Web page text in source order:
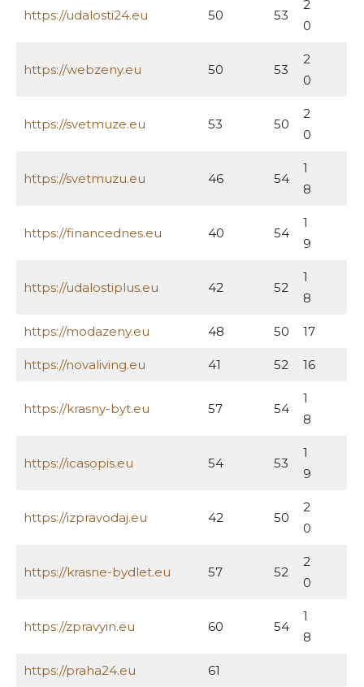
https://udalosti24.eu 50 53
2
0
https://webzeny.eu 50 53
2
0
https://svetmuze.eu 53 50
2
0
https://svetmuzu.eu 46 54
1
8
https://financednes.eu 40 54
1
9
https://udalostiplus.eu 42 52
1
8
https://modazeny.eu 48 50 17
https://novaliving.eu 41 52 16
https://krasny-byt.eu 57 54
1
8
https://icasopis.eu 54 53
1
9
https://izpravodaj.eu 42 50
2
0
https://krasne-bydlet.eu 57 52
2
0
https://zpravyin.eu 60 54
1
8
https://praha24.eu 61